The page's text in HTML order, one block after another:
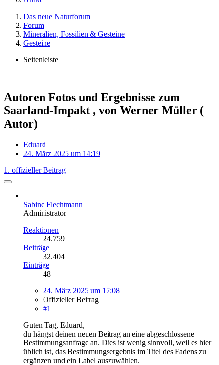
Das neue Naturforum
Forum
Mineralien, Fossilien & Gesteine
Gesteine
Seitenleiste
Autoren Fotos und Ergebnisse zum
Saarland-Impakt , von Werner Müller (
Autor)
Eduard
24. März 2025 um 14:19
1. offizieller Beitrag
Sabine Flechtmann
Administrator
Reaktionen
24.759
Beiträge
32.404
Einträge
48
24. März 2025 um 17:08
Offizieller Beitrag
#1
Guten Tag, Eduard,
du hängst deinen neuen Beitrag an eine abgeschlossene
Bestimmungsanfrage an. Dies ist wenig sinnvoll, weil es hier
üblich ist, das Bestimmungsergebnis im Titel des Fadens zu
ergänzen und ein Label auszuwählen.